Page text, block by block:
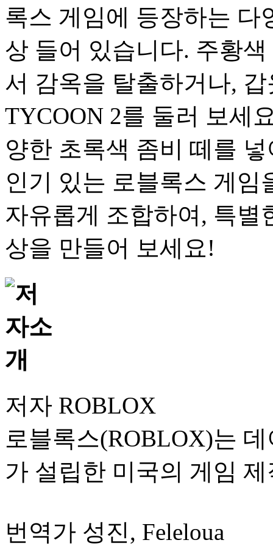
록스 게임에 등장하는 다
상 들어 있습니다. 주황
서 감옥을 탈출하거나,
TYCOON 2를 둘러 보세
양한 초록색 좀비 떼를
인기 있는 로블록스 게
자유롭게 조합하여, 특별
상을 만들어 보세요!
저자 ROBLOX
로블록스(ROBLOX)는
가 설립한 미국의 게임
번역가 성진, Feleloua